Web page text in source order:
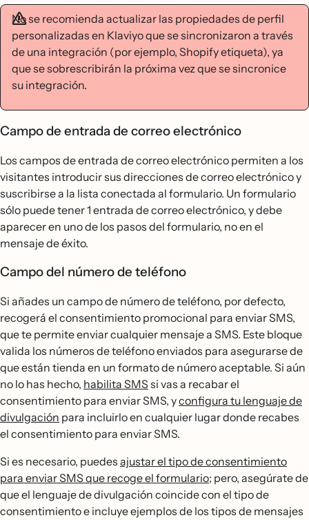
No se recomienda actualizar las propiedades de perfil
personalizadas en Klaviyo que se sincronizaron a través
de una integración (por ejemplo, Shopify etiqueta), ya
que se sobrescribirán la próxima vez que se sincronice
su integración.
Campo de entrada de correo electrónico
Los campos de entrada de correo electrónico permiten a los
visitantes introducir sus direcciones de correo electrónico y
suscribirse a la lista conectada al formulario. Un formulario
sólo puede tener 1 entrada de correo electrónico, y debe
aparecer en uno de los pasos del formulario, no en el
mensaje de éxito.
Campo del número de teléfono
Si añades un campo de número de teléfono, por defecto,
recogerá el consentimiento promocional para enviar SMS,
que te permite enviar cualquier mensaje a SMS. Este bloque
valida los números de teléfono enviados para asegurarse de
que están tienda en un formato de número aceptable. Si aún
no lo has hecho, habilita SMS si vas a recabar el
consentimiento para enviar SMS, yconfigura tu lenguaje de
divulgación para incluirlo en cualquier lugar donde recabes
el consentimiento para enviar SMS.
Si es necesario, puedes ajustar el tipo de consentimiento
para enviar SMS que recoge el formulario; pero, asegúrate de
que el lenguaje de divulgación coincide con el tipo de
consentimiento e incluye ejemplos de los tipos de mensajes